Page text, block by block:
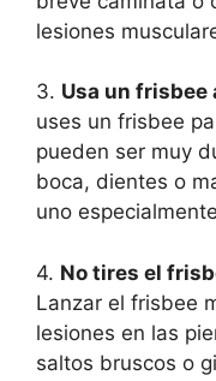
lesiones
3. Usa un frisbee
uses un frisbee
pueden ser muy
boca, dientes o
uno
4. No tires el
Lanzar el frisbee
lesiones en las
saltos bruscos o